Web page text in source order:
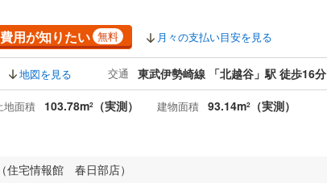
用が知りたい 無料 月々の支払い目安を見る
地図を見る 交通 東武伊勢崎線 「北越谷」駅 徒歩16分
地面積 103.78m2 （実測） 建物面積 93.14m2 （実測）
住宅情報館 春日部店）